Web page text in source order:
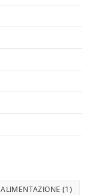
ALIMENTAZIONE (1)